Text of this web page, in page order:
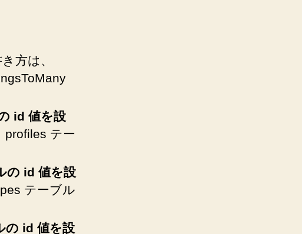
方は、
id 値を設
profiles テー
の id 値を設
テーブル
の id 値を設